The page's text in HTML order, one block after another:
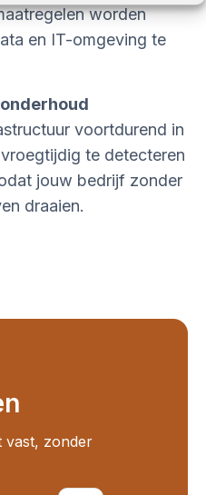
worden
en IT-omgeving te
voortdurend in
te detecteren
jouw bedrijf zonder
draaien.
vast, zonder